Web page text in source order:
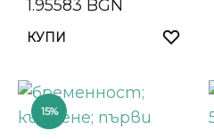
1.95583 BGN
КУПИ
15%